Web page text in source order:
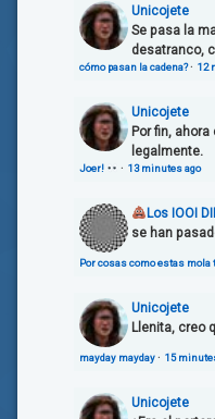
Unicojete
Se pasa la
desatranco,
cómo pasan la cadena?· 12
Unicojete
Por fin,
legalmente.
Joer! · 13 minutes ago
Los IOOI
se han
Por cosas como estas mola
Unicojete
Llenita, creo
mayday mayday· 15
Unicojete